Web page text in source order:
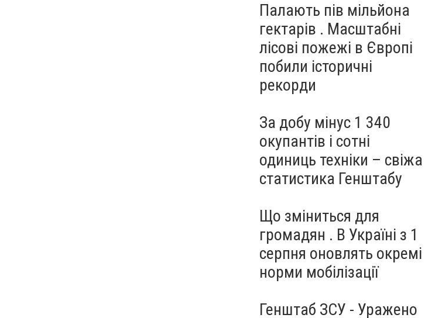
Палають пів мільйона
гектарів . Масштабні
лісові пожежі в Європі
побили історичні
рекорди
За добу мінус 1 340
окупантів і сотні
одиниць техніки – свіжа
статистика Генштабу
Що зміниться для
громадян . В Україні з 1
серпня оновлять окремі
норми мобілізації
Генштаб ЗСУ - Уражено